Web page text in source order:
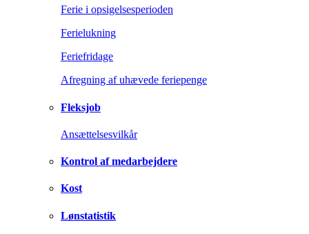
Ferie i opsigelsesperioden
Ferielukning
Feriefridage
Afregning af uhævede feriepenge
Fleksjob
Ansættelsesvilkår
Kontrol af medarbejdere
Kost
Lønstatistik